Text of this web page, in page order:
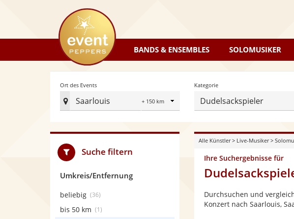
eventpeppers
BANDS & ENSEMBLES SOLOMUSIKER
Ort des Events
Saarlouis
Radius
Ort
Events
festlegen
Kategorie
Dudelsackspieler
Alle Künstler> Live-Musiker>
Ihre Suchergebnisse für
Durchsuchen und
Konzert nach Saarlouis,
Suche filtern
Umkreis/Entfernung
beliebig (36)
bis 50 km (1)